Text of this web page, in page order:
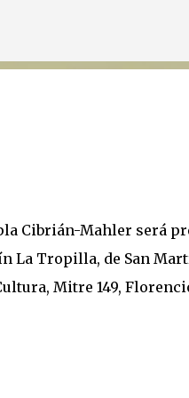
Cibrián-Mahler será
La Tropilla, de San
Mitre 149,